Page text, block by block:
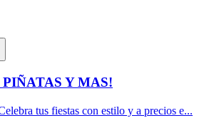
Y MAS!
tus fiestas con estilo y a precios e...